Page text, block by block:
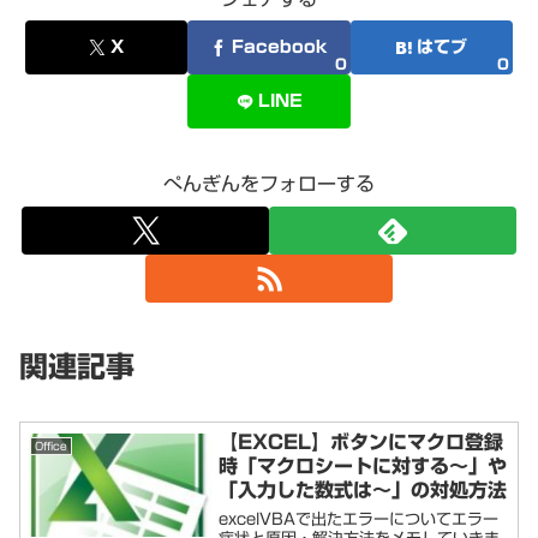
X Facebook
0
はてブ
0
LINE
ぺんぎんをフォローする
関連記事
Office
【EXCEL】ボタンにマクロ登録
時「マクロシートに対する～」や
「入力した数式は～」の対処方法
excelVBAで出たエラーについてエラー